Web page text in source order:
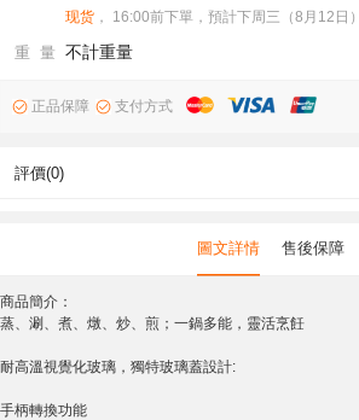
现货 ， 16:00前下單，預計下周三（8月12日
重 量 不計重量
正品保障 支付方式
評價(0)
圖文詳情 售後保障
商品簡介：
蒸、涮、煮、燉、炒、煎；一鍋多能，靈活烹飪
耐高溫視覺化玻璃，獨特玻璃蓋設計:
手柄轉換功能